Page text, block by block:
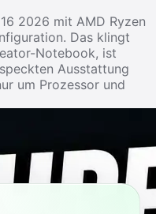
2026 mit AMD Ryzen
Das klingt
Notebook, ist
Ausstattung
um Prozessor und